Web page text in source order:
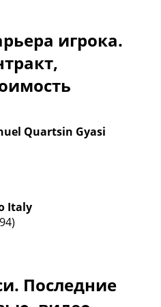
Лига
Лига
Мира
Лига
Таблицы групп
Лига
игрока.
Quartsin Gyasi
Italy
Последние